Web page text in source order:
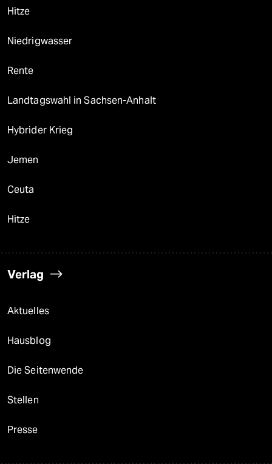
Hitze
Niedrigwasser
Rente
Landtagswahl in Sachsen-Anhalt
Hybrider Krieg
Jemen
Ceuta
Hitze
Verlag
Aktuelles
Hausblog
Die Seitenwende
Stellen
Presse